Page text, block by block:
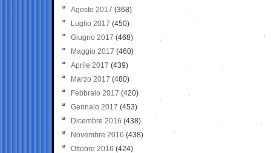
Agosto 2017 (368)
Luglio 2017 (450)
Giugno 2017 (468)
Maggio 2017 (460)
Aprile 2017 (439)
Marzo 2017 (480)
Febbraio 2017 (420)
Gennaio 2017 (453)
Dicembre 2016 (438)
Novembre 2016 (438)
Ottobre 2016 (424)